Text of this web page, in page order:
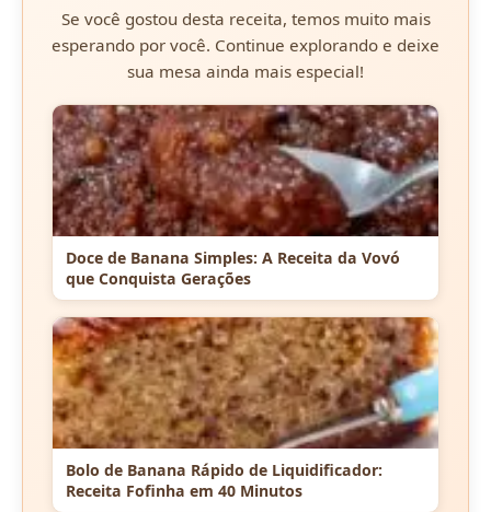
Se você gostou desta receita, temos muito mais
esperando por você. Continue explorando e deixe
sua mesa ainda mais especial!
Doce de Banana Simples: A Receita da Vovó
que Conquista Gerações
Bolo de Banana Rápido de Liquidificador:
Receita Fofinha em 40 Minutos